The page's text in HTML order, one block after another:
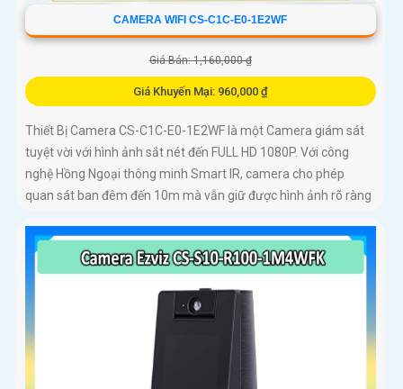
CAMERA WIFI CS-C1C-E0-1E2WF
Giá Bán: 1,160,000 ₫
Giá Khuyến Mại: 960,000 ₫
Thiết Bị Camera CS-C1C-E0-1E2WF là một Camera giám sát
tuyệt vời với hình ảnh sắt nét đến FULL HD 1080P. Với công
nghệ Hồng Ngoại thông minh Smart IR, camera cho phép
quan sát ban đêm đến 10m mà vẫn giữ được hình ảnh rõ ràng